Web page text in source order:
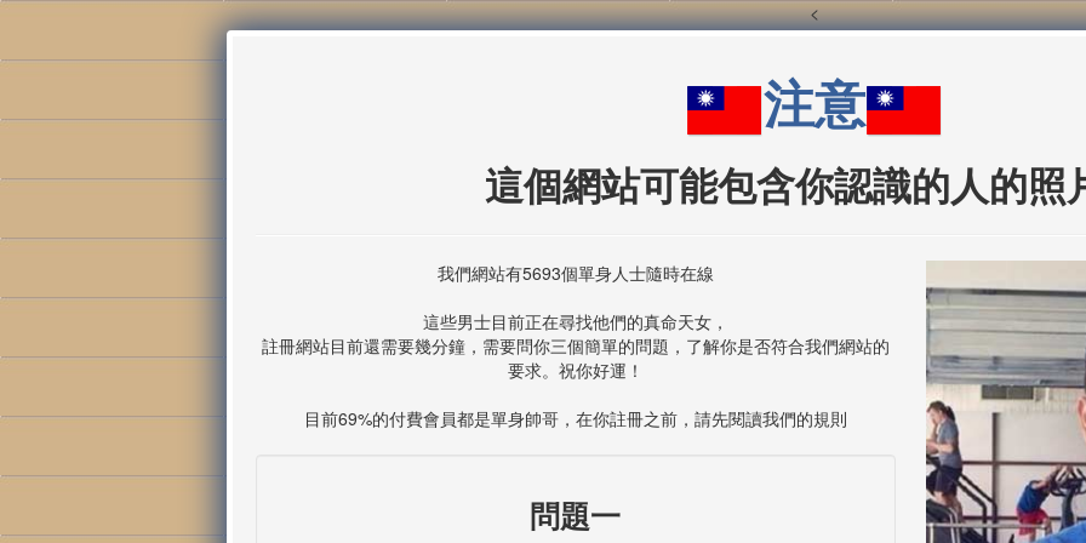
<
注意
這個網站可能包含你認識的人的照
我們網站有5693個單身人士隨時在線
這些男士目前正在尋找他們的真命天女，
註冊網站目前還需要幾分鐘，需要問你三個簡單的問題，了解你是否符合我們網站的
要求。祝你好運！
目前69%的付費會員都是單身帥哥，在你註冊之前，請先閱讀我們的規則
問題一